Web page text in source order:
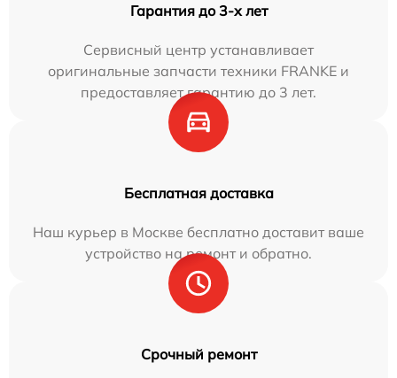
Гарантия до 3-х лет
Сервисный центр устанавливает
оригинальные запчасти техники FRANKE и
предоставляет гарантию до 3 лет.
Бесплатная доставка
Наш курьер в Москве бесплатно доставит ваше
устройство на ремонт и обратно.
Срочный ремонт